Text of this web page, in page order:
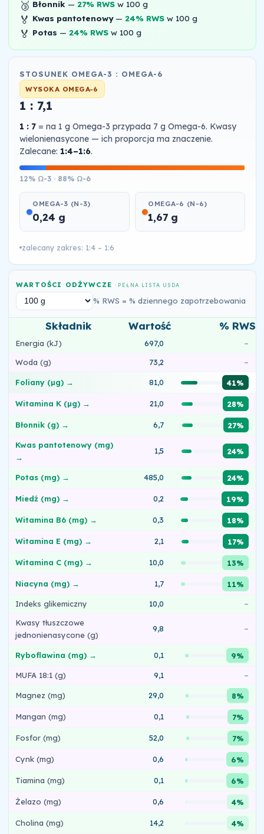
🥉 Błonnik— 27% RWSw 100 g
🏅 Kwas pantotenowy— 24% RWSw 100 g
🏅 Potas — 24% RWSw 100 g
STOSUNEK OMEGA-3 : OMEGA-6
WYSOKA OMEGA-6
1 : 7,1
1 : 7= na 1 g Omega-3 przypada 7 g Omega-6. Kwasy
wielonienasycone — ich proporcja ma znaczenie.
Zalecane: 1:4–1:6.
12% Ω-3 · 88% Ω-6
OMEGA-3 (N-3)
0,24 g
OMEGA-6 (N-6)
1,67 g
zalecany zakres: 1:4 – 1:6
WARTOŚCI ODŻYWCZE· PEŁNA LISTA USDA
% RWS = % dziennego zapotrzebowania
Składnik Wartość % RWS
Energia (kJ) 697,0
–
Woda (g)
73,2 –
Foliany (µg) → 81,0 41%
Witamina K (µg) → 21,0 28%
Błonnik (g) → 6,7 27%
Kwas pantotenowy (mg)
→
1,5 24%
Potas (mg) → 485,0 24%
Miedź (mg) → 0,2 19%
Witamina B6 (mg) → 0,3 18%
Witamina E (mg) → 2,1 17%
Witamina C (mg) → 10,0 13%
Niacyna (mg) → 1,7 11%
Indeks glikemiczny 10,0
–
Kwasy tłuszczowe
jednonienasycone (g)
9,8 –
Ryboflawina (mg) → 0,1 9%
MUFA 18:1 (g) 9,1 –
Magnez (mg) 29,0 8%
Mangan (mg) 0,1 7%
Fosfor (mg) 52,0 7%
Cynk (mg) 0,6 6%
Tiamina (mg) 0,1 6%
Żelazo (mg) 0,6 4%
Cholina (mg) 14,2 4%